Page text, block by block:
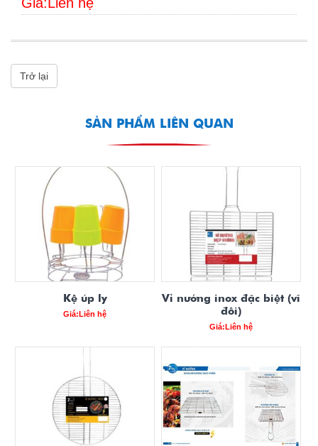
Trở lại
SẢN PHẨM LIÊN QUAN
Kệ úp ly
Giá:Liên hệ
Vỉ nướng inox đặc biệt (vĩ
đôi)
Giá:Liên hệ